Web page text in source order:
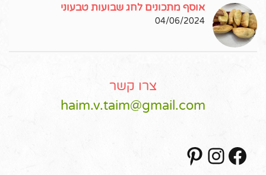
אוסף מתכונים לחג שבועות טבעוני
04/06/2024
צרו קשר
haim.v.taim@gmail.com
Facebook
Instagram